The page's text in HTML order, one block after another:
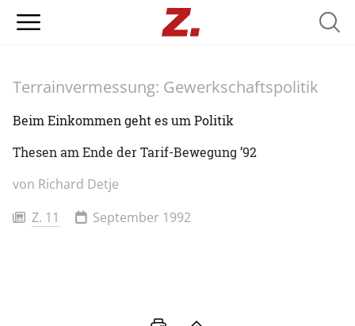
Terrainvermessung: Gewerkschaftspolitik
Beim Einkommen geht es um Politik
Thesen am Ende der Tarif-Bewegung ’92
von Richard Detje
Z. 11
September 1992